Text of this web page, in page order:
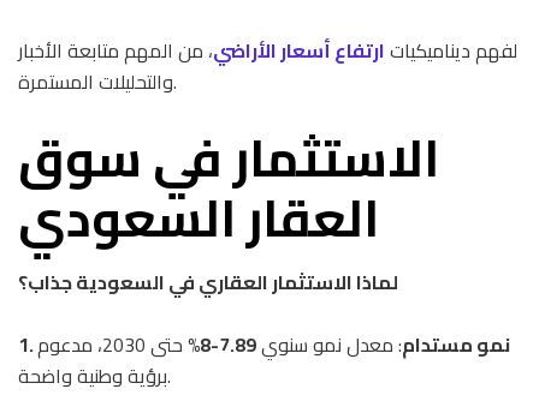
لفهم ديناميكياتارتفاع أسعار الأراضي، من المهم متابعة الأخبار
والتحليلات المستمرة.
الاستثمار في سوق
العقار السعودي
لماذا الاستثمار العقاري في السعودية جذاب؟
1. نمو مستدام: معدل نمو سنوي7.89-8%
حتى 2030، مدعوم
برؤية وطنية واضحة.